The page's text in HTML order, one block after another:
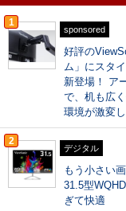
1
sponsored
好評の
ム」にスタ
新登場！ ア
で、机も広
環境が激変
2
デジタル
もう小さい
31.5型
ぎて快適